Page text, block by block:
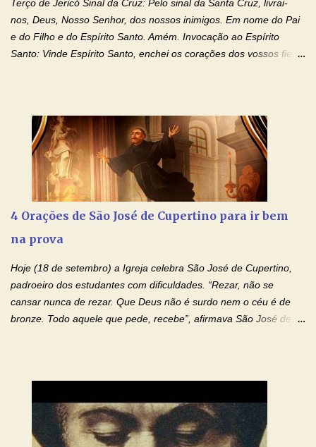
drogas, c...
Terço de Jericó Sinal da Cruz: Pelo sinal da Santa Cruz, livrai-
nos, Deus, Nosso Senhor, dos nossos inimigos. Em nome do Pai
e do Filho e do Espírito Santo. Amém. Invocação ao Espírito
Santo: Vinde Espírito Santo, enchei os corações dos vossos fiéis
Santo, fazei que apreciemos retamente todas as coisas segundo
o mesmo Espírito e gozemos sempre da sua consolação. Por
Cristo, Senhor Nosso. Amém. Creio: Creio em Deus Pai Todo-
Poderoso, Criador do céu e da terra; e em Jesus Cristo, seu
único Filho, nosso Senhor; que foi concebido pelo poder do Espí­
foi crucificado, morto e sepultado. Desceu à mansão dos mortos;
ressuscitou ao terceiro dia; subiu aos céus, está sentado à direita
4 Orações de São José de Cupertino para ir bem
na prova
Hoje (18 de setembro) a Igreja celebra São José de Cupertino,
padroeiro dos estudantes com dificuldades. “Rezar, não se
cansar nunca de rezar. Que Deus não é surdo nem o céu é de
bronze. Todo aquele que pede, recebe”, afirmava São José de
mim o teu fervor, a tua sabedoria e a tua fé. Mostra tua bondade,
ajudando-me e eu me esforçarei para imitar tuas virtudes.
Glória… Amável protetor meu, o estudo geralmente é difícil, duro